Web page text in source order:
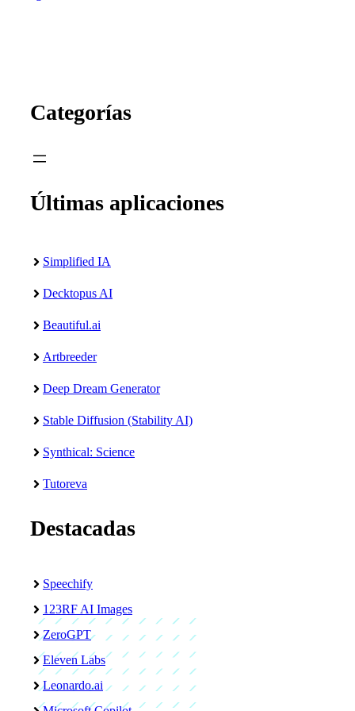
Categorías
Últimas aplicaciones
Simplified IA
Decktopus AI
Beautiful.ai
Artbreeder
Deep Dream Generator
Stable Diffusion (Stability AI)
Synthical: Science
Tutoreva
Destacadas
Speechify
123RF AI Images
ZeroGPT
Eleven Labs
Leonardo.ai